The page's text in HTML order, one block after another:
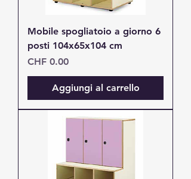
Mobile spogliatoio a giorno 6
posti 104x65x104 cm
Prezzo
CHF 0.00
Aggiungi al carrello